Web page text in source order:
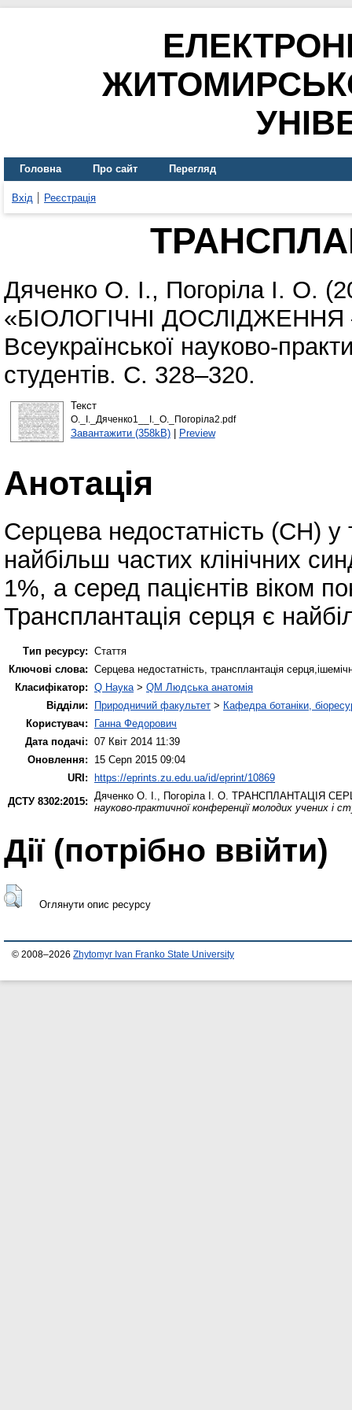
Головна Про сайт Перегляд
Вхід Реєстрація
Дяченко О. І., Погоріла І. О.
«БІОЛОГІЧНІ ДОСЛІДЖЕННЯ –
Всеукраїнської науково-
студентів. С. 328–320.
Текст
О._І._Дяченко1__І._О._Погоріла2.pdf
Завантажити (358kB)| Preview
Анотація
Серцева недостатність (СН)
найбільш частих клінічних
1%, а серед пацієнтів віком
Трансплантація серця є
Тип ресурсу: Стаття
Ключові слова: Серцева недостатність, трансплантація
Класифікатор: Q Наука > QM Людська анатомія
Відділи:
Природничий факультет > Кафедра ботаніки,
Користувач:
Ганна Федорович
Дата подачі: 07 Квіт 2014 11:39
Оновлення:
15 Серп 2015 09:04
URI: https://eprints.zu.edu.ua/id/eprint/10869
ДСТУ 8302:2015:
Дяченко О. І. Погоріла І. О. ТРАНСПЛАНТАЦІЯ
науково-практичної конференції молодих учених і
Дії ​​(потрібно ввійти)
Оглянути опис ресурсу
© 2008–2026 Zhytomyr Ivan Franko State University